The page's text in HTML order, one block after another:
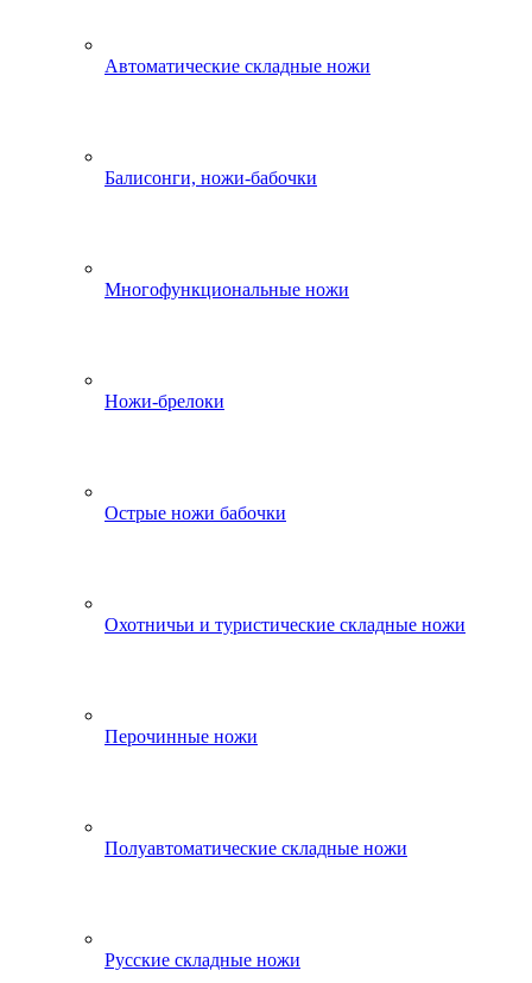
Автоматические складные ножи
Балисонги, ножи-бабочки
Многофункциональные ножи
Ножи-брелоки
Острые ножи бабочки
Охотничьи и туристические складные ножи
Перочинные ножи
Полуавтоматические складные ножи
Русские складные ножи